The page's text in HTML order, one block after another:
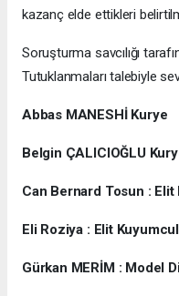
kazanç elde ettikleri
Soruşturma savcılığı
Tutuklanmaları talebiyle
Abbas MANESHİ Kurye
Belgin ÇALICIOĞLU
Can Bernard Tosun :
Eli Roziya : Elit
Gürkan MERİM : Model